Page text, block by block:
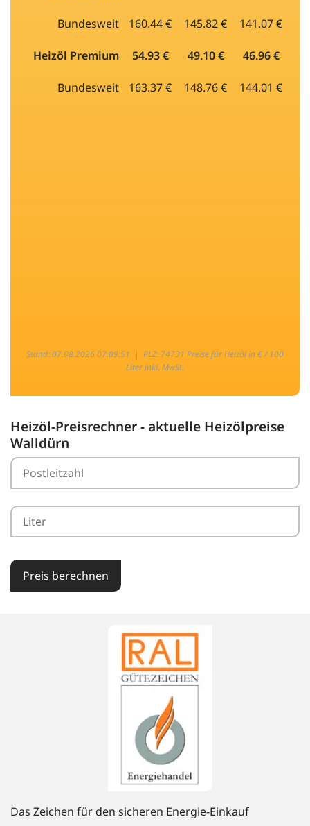
Bundesweit 160.44 € 145.82 € 141.07 €
Heizöl Premium 54.93 € 49.10 € 46.96 €
Bundesweit 163.37 € 148.76 € 144.01 €
Stand: 07.08.2026 07:09:51 | PLZ: 74731 Preise für Heizöl in € / 100
Liter inkl. MwSt.
Heizöl-Preisrechner - aktuelle Heizölpreise
Walldürn
Preis berechnen
Das Zeichen für den sicheren Energie-Einkauf